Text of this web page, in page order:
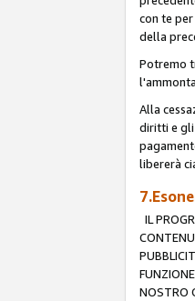
con te
della
Potremo
Alla
diritti e gli
libererà
IL
NOSTRO